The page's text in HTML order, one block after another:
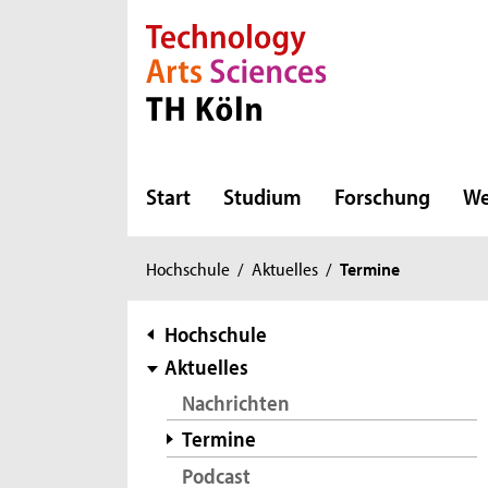
Direkt zur Hauptnavigation
Direkt zur Subnavigation
Direkt zum Inhalt
Direkt zum Fußbereich
Start Studium Forschung
Sie
hier:
Hochschule / Aktuelles / Termine
Subnavigation
Hochschule
Aktuelles
Nachrichten
Termine
Podcast